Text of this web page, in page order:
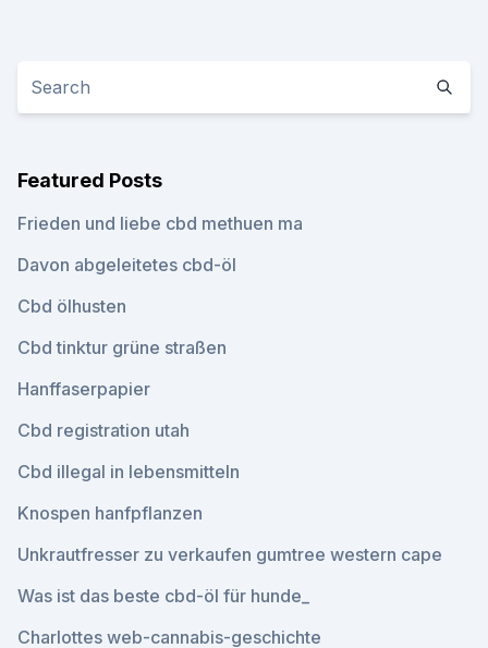
Featured Posts
Frieden und liebe cbd methuen ma
Davon abgeleitetes cbd-öl
Cbd ölhusten
Cbd tinktur grüne straßen
Hanffaserpapier
Cbd registration utah
Cbd illegal in lebensmitteln
Knospen hanfpflanzen
Unkrautfresser zu verkaufen gumtree western cape
Was ist das beste cbd-öl für hunde_
Charlottes web-cannabis-geschichte